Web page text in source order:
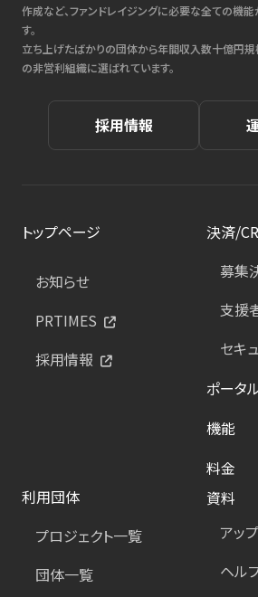
作成など、ファンドレイジングに必要な全ての機
す。
立ち上げたばかりの団体から年間収入数十億円
の非営利組織に選ばれています。
採用情報
トップページ
お知らせ
PRTIMES
採用情報
決済/
募集
支援
セキ
ポータ
機能
料金
利用団体
プロジェクト一覧
団体一覧
資料
アッ
ヘル